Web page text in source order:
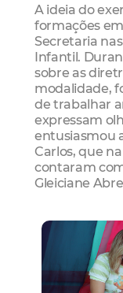
A ideia do
formações
Secretaria
Infantil.
sobre as
modalidade,
de trabalhar
expressam
entusiasmou
Carlos, que
contaram
Gleiciane